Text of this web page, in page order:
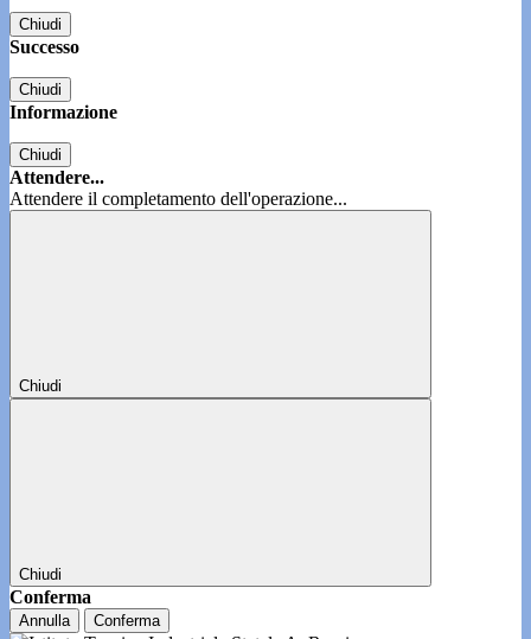
Chiudi
Successo
Chiudi
Informazione
Chiudi
Attendere...
Attendere il completamento dell'operazione...
Chiudi
Chiudi
Conferma
Annulla Conferma